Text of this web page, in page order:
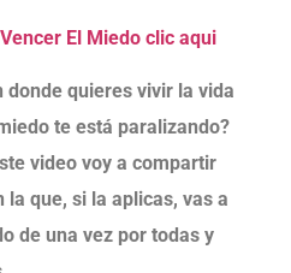
El Miedo clic aqui
donde quieres vivir la vida
te está paralizando?
video voy a compartir
que, si la aplicas, vas a
de una vez por todas y